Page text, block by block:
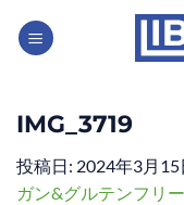
IMG_3719
投稿日: 2024年3月15
ガン&グルテンフリ